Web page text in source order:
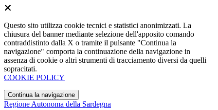
Questo sito utilizza cookie tecnici e statistici anonimizzati. La
chiusura del banner mediante selezione dell'apposito comando
contraddistinto dalla X o tramite il pulsante "Continua la
navigazione" comporta la continuazione della navigazione in
assenza di cookie o altri strumenti di tracciamento diversi da quelli
sopracitati.
COOKIE POLICY
Continua la navigazione
Regione Autonoma della Sardegna